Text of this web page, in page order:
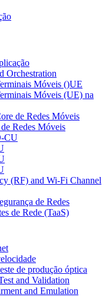
Orchestration
Móveis ()UE
Móveis (UE) na
de Redes Móveis
Redes Móveis
CU
(RF) and Wi-Fi Channel
de Redes
de Rede (TaaS)
de produção óptica
and Validation
and Emulation